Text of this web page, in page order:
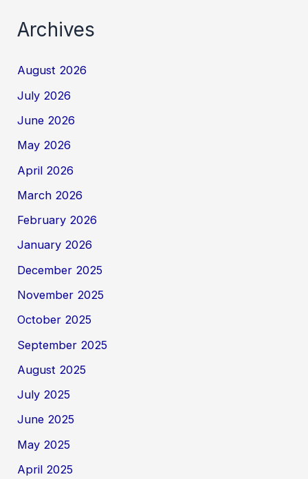
Archives
August 2026
July 2026
June 2026
May 2026
April 2026
March 2026
February 2026
January 2026
December 2025
November 2025
October 2025
September 2025
August 2025
July 2025
June 2025
May 2025
April 2025